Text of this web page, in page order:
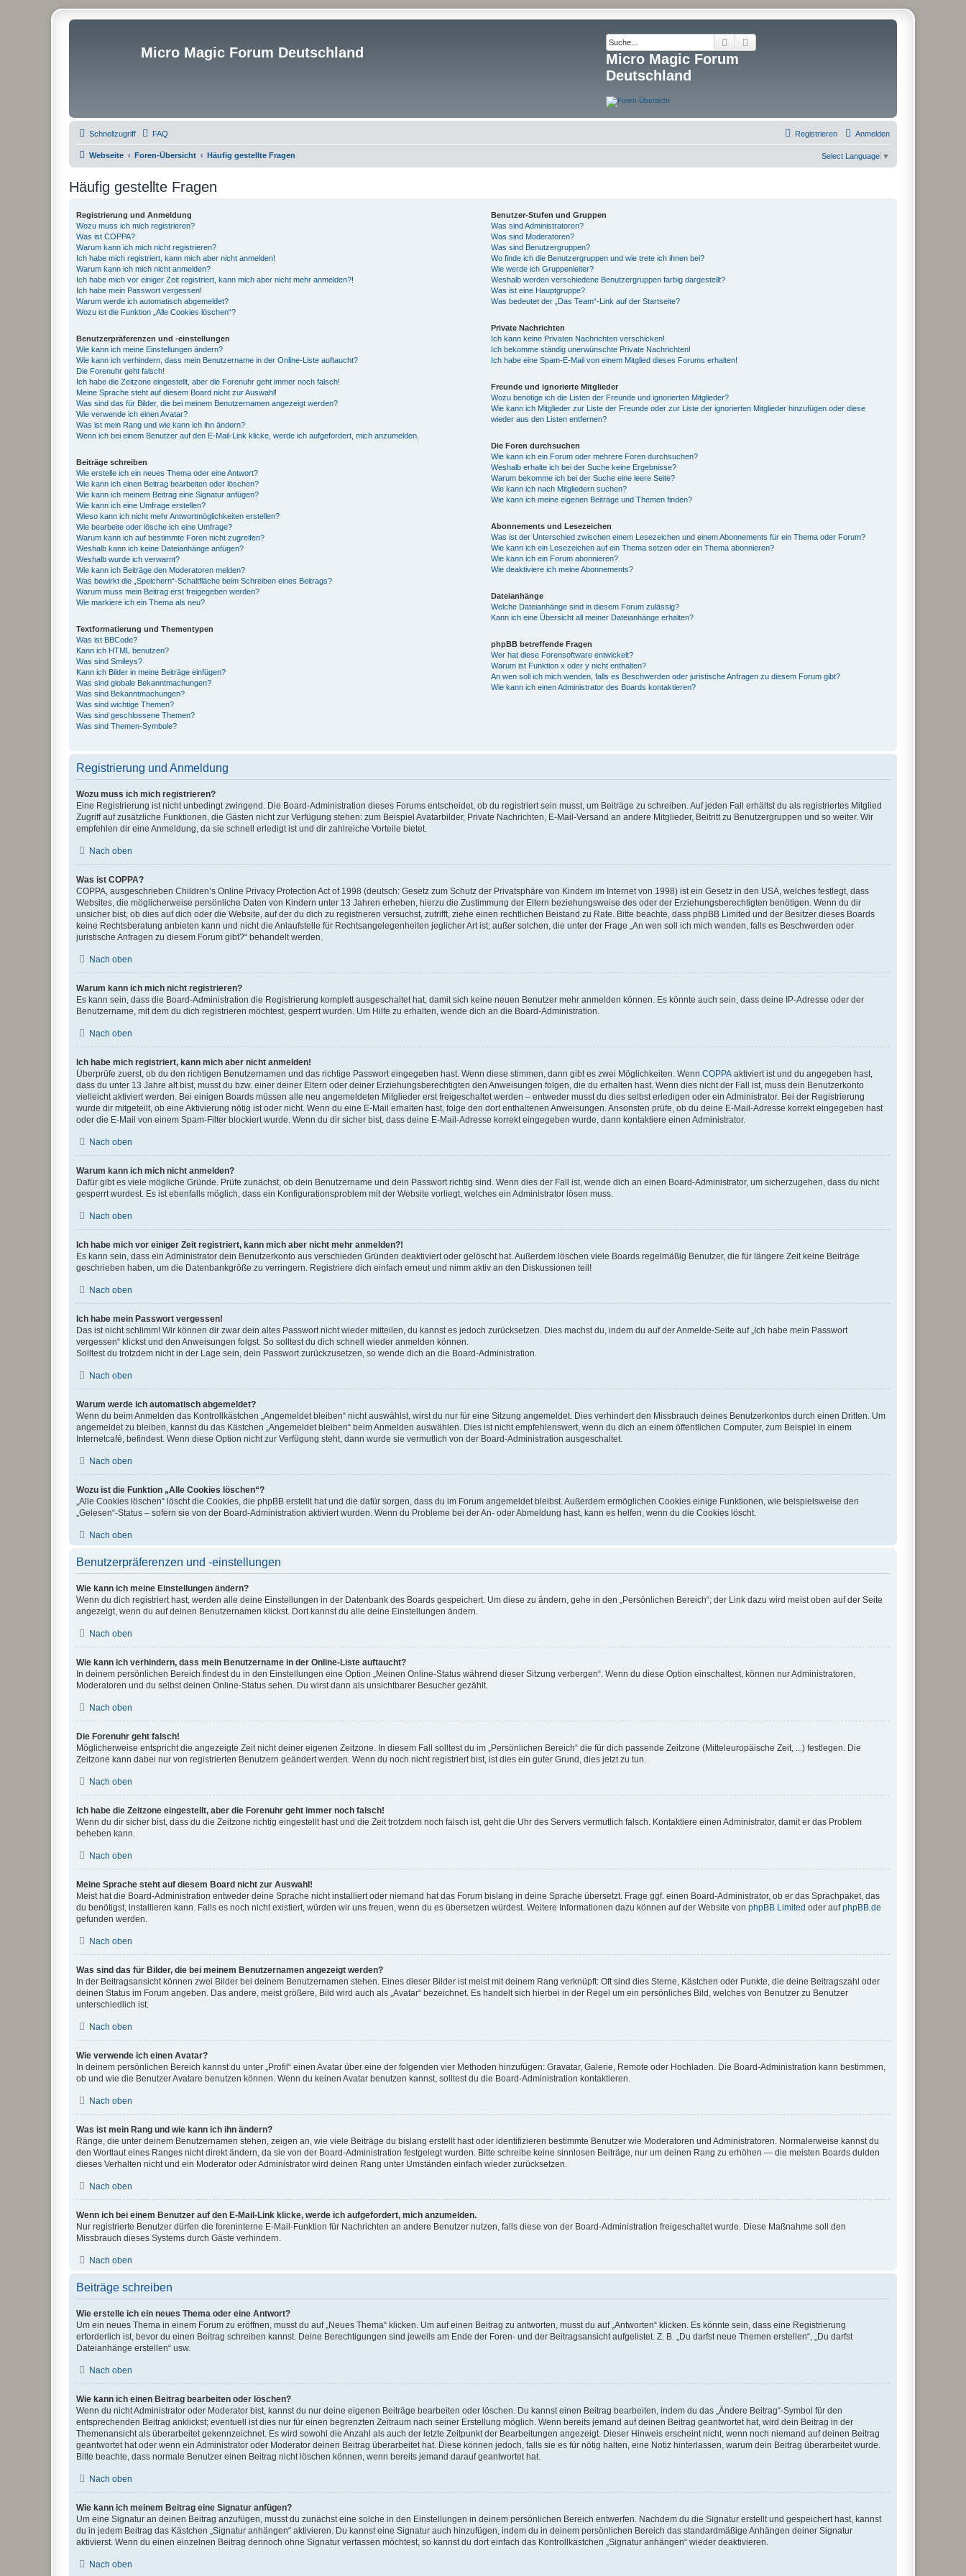
Micro Magic Forum Deutschland
Suche
Micro Magic Forum
Deutschland
Schnellzugriff FAQ Anmelden
Registrieren
Webseite Foren-Übersicht Häufig gestellte Fragen Select Language ▼
Häufig gestellte Fragen
Registrierung und Anmeldung
Wozu muss ich mich registrieren?
Was ist COPPA?
Warum kann ich mich nicht registrieren?
Ich habe mich registriert, kann mich aber nicht anmelden!
Warum kann ich mich nicht anmelden?
Ich habe mich vor einiger Zeit registriert, kann mich aber nicht mehr anmelden?!
Ich habe mein Passwort vergessen!
Warum werde ich automatisch abgemeldet?
Wozu ist die Funktion „Alle Cookies löschen“?
Benutzerpräferenzen und -einstellungen
Wie kann ich meine Einstellungen ändern?
Wie kann ich verhindern, dass mein Benutzername in der Online-Liste auftaucht?
Die Forenuhr geht falsch!
Ich habe die Zeitzone eingestellt, aber die Forenuhr geht immer noch falsch!
Meine Sprache steht auf diesem Board nicht zur Auswahl!
Was sind das für Bilder, die bei meinem Benutzernamen angezeigt werden?
Wie verwende ich einen Avatar?
Was ist mein Rang und wie kann ich ihn ändern?
Wenn ich bei einem Benutzer auf den E-Mail-Link klicke, werde ich aufgefordert, mich anzumelden.
Beiträge schreiben
Wie erstelle ich ein neues Thema oder eine Antwort?
Wie kann ich einen Beitrag bearbeiten oder löschen?
Wie kann ich meinem Beitrag eine Signatur anfügen?
Wie kann ich eine Umfrage erstellen?
Wieso kann ich nicht mehr Antwortmöglichkeiten erstellen?
Wie bearbeite oder lösche ich eine Umfrage?
Warum kann ich auf bestimmte Foren nicht zugreifen?
Weshalb kann ich keine Dateianhänge anfügen?
Weshalb wurde ich verwarnt?
Wie kann ich Beiträge den Moderatoren melden?
Was bewirkt die „Speichern“-Schaltfläche beim Schreiben eines Beitrags?
Warum muss mein Beitrag erst freigegeben werden?
Wie markiere ich ein Thema als neu?
Textformatierung und Thementypen
Was ist BBCode?
Kann ich HTML benutzen?
Was sind Smileys?
Kann ich Bilder in meine Beiträge einfügen?
Was sind globale Bekanntmachungen?
Was sind Bekanntmachungen?
Was sind wichtige Themen?
Was sind geschlossene Themen?
Was sind Themen-Symbole?
Benutzer-Stufen und Gruppen
Was sind Administratoren?
Was sind Moderatoren?
Was sind Benutzergruppen?
Wo finde ich die Benutzergruppen und wie trete ich ihnen bei?
Wie werde ich Gruppenleiter?
Weshalb werden verschiedene Benutzergruppen farbig dargestellt?
Was ist eine Hauptgruppe?
Was bedeutet der „Das Team“-Link auf der Startseite?
Private Nachrichten
Ich kann keine Privaten Nachrichten verschicken!
Ich bekomme ständig unerwünschte Private Nachrichten!
Ich habe eine Spam-E-Mail von einem Mitglied dieses Forums erhalten!
Freunde und ignorierte Mitglieder
Wozu benötige ich die Listen der Freunde und ignorierten Mitglieder?
Wie kann ich Mitglieder zur Liste der Freunde oder zur Liste der ignorierten Mitglieder hinzufügen oder diese
wieder aus den Listen entfernen?
Die Foren durchsuchen
Wie kann ich ein Forum oder mehrere Foren durchsuchen?
Weshalb erhalte ich bei der Suche keine Ergebnisse?
Warum bekomme ich bei der Suche eine leere Seite?
Wie kann ich nach Mitgliedern suchen?
Wie kann ich meine eigenen Beiträge und Themen finden?
Abonnements und Lesezeichen
Was ist der Unterschied zwischen einem Lesezeichen und einem Abonnements für ein Thema oder Forum?
Wie kann ich ein Lesezeichen auf ein Thema setzen oder ein Thema abonnieren?
Wie kann ich ein Forum abonnieren?
Wie deaktiviere ich meine Abonnements?
Dateianhänge
Welche Dateianhänge sind in diesem Forum zulässig?
Kann ich eine Übersicht all meiner Dateianhänge erhalten?
phpBB betreffende Fragen
Wer hat diese Forensoftware entwickelt?
Warum ist Funktion x oder y nicht enthalten?
An wen soll ich mich wenden, falls es Beschwerden oder juristische Anfragen zu diesem Forum gibt?
Wie kann ich einen Administrator des Boards kontaktieren?
Registrierung und Anmeldung
Wozu muss ich mich registrieren?
Eine Registrierung ist nicht unbedingt zwingend. Die Board-Administration dieses Forums entscheidet, ob du registriert sein musst, um Beiträge zu schreiben. Auf jeden Fall erhältst du als registriertes Mitglied
Zugriff auf zusätzliche Funktionen, die Gästen nicht zur Verfügung stehen: zum Beispiel Avatarbilder, Private Nachrichten, E-Mail-Versand an andere Mitglieder, Beitritt zu Benutzergruppen und so weiter. Wir
empfehlen dir eine Anmeldung, da sie schnell erledigt ist und dir zahlreiche Vorteile bietet.
Nach oben
Was ist COPPA?
COPPA, ausgeschrieben Children’s Online Privacy Protection Act of 1998 (deutsch: Gesetz zum Schutz der Privatsphäre von Kindern im Internet von 1998) ist ein Gesetz in den USA, welches festlegt, dass
Websites, die möglicherweise persönliche Daten von Kindern unter 13 Jahren erheben, hierzu die Zustimmung der Eltern beziehungsweise des oder der Erziehungsberechtigten benötigen. Wenn du dir
unsicher bist, ob dies auf dich oder die Website, auf der du dich zu registrieren versuchst, zutrifft, ziehe einen rechtlichen Beistand zu Rate. Bitte beachte, dass phpBB Limited und der Besitzer dieses Boards
keine Rechtsberatung anbieten kann und nicht die Anlaufstelle für Rechtsangelegenheiten jeglicher Art ist; außer solchen, die unter der Frage „An wen soll ich mich wenden, falls es Beschwerden oder
juristische Anfragen zu diesem Forum gibt?“ behandelt werden.
Nach oben
Warum kann ich mich nicht registrieren?
Es kann sein, dass die Board-Administration die Registrierung komplett ausgeschaltet hat, damit sich keine neuen Benutzer mehr anmelden können. Es könnte auch sein, dass deine IP-Adresse oder der
Benutzername, mit dem du dich registrieren möchtest, gesperrt wurden. Um Hilfe zu erhalten, wende dich an die Board-Administration.
Nach oben
Ich habe mich registriert, kann mich aber nicht anmelden!
Überprüfe zuerst, ob du den richtigen Benutzernamen und das richtige Passwort eingegeben hast. Wenn diese stimmen, dann gibt es zwei Möglichkeiten. Wenn COPPA aktiviert ist und du angegeben hast,
dass du unter 13 Jahre alt bist, musst du bzw. einer deiner Eltern oder deiner Erziehungsberechtigten den Anweisungen folgen, die du erhalten hast. Wenn dies nicht der Fall ist, muss dein Benutzerkonto
vielleicht aktiviert werden. Bei einigen Boards müssen alle neu angemeldeten Mitglieder erst freigeschaltet werden – entweder musst du dies selbst erledigen oder ein Administrator. Bei der Registrierung
wurde dir mitgeteilt, ob eine Aktivierung nötig ist oder nicht. Wenn du eine E-Mail erhalten hast, folge den dort enthaltenen Anweisungen. Ansonsten prüfe, ob du deine E-Mail-Adresse korrekt eingegeben hast
oder die E-Mail von einem Spam-Filter blockiert wurde. Wenn du dir sicher bist, dass deine E-Mail-Adresse korrekt eingegeben wurde, dann kontaktiere einen Administrator.
Nach oben
Warum kann ich mich nicht anmelden?
Dafür gibt es viele mögliche Gründe. Prüfe zunächst, ob dein Benutzername und dein Passwort richtig sind. Wenn dies der Fall ist, wende dich an einen Board-Administrator, um sicherzugehen, dass du nicht
gesperrt wurdest. Es ist ebenfalls möglich, dass ein Konfigurationsproblem mit der Website vorliegt, welches ein Administrator lösen muss.
Nach oben
Ich habe mich vor einiger Zeit registriert, kann mich aber nicht mehr anmelden?!
Es kann sein, dass ein Administrator dein Benutzerkonto aus verschieden Gründen deaktiviert oder gelöscht hat. Außerdem löschen viele Boards regelmäßig Benutzer, die für längere Zeit keine Beiträge
geschrieben haben, um die Datenbankgröße zu verringern. Registriere dich einfach erneut und nimm aktiv an den Diskussionen teil!
Nach oben
Ich habe mein Passwort vergessen!
Das ist nicht schlimm! Wir können dir zwar dein altes Passwort nicht wieder mitteilen, du kannst es jedoch zurücksetzen. Dies machst du, indem du auf der Anmelde-Seite auf „Ich habe mein Passwort
vergessen“ klickst und den Anweisungen folgst. So solltest du dich schnell wieder anmelden können.
Solltest du trotzdem nicht in der Lage sein, dein Passwort zurückzusetzen, so wende dich an die Board-Administration.
Nach oben
Warum werde ich automatisch abgemeldet?
Wenn du beim Anmelden das Kontrollkästchen „Angemeldet bleiben“ nicht auswählst, wirst du nur für eine Sitzung angemeldet. Dies verhindert den Missbrauch deines Benutzerkontos durch einen Dritten. Um
angemeldet zu bleiben, kannst du das Kästchen „Angemeldet bleiben“ beim Anmelden auswählen. Dies ist nicht empfehlenswert, wenn du dich an einem öffentlichen Computer, zum Beispiel in einem
Internetcafé, befindest. Wenn diese Option nicht zur Verfügung steht, dann wurde sie vermutlich von der Board-Administration ausgeschaltet.
Nach oben
Wozu ist die Funktion „Alle Cookies löschen“?
„Alle Cookies löschen“ löscht die Cookies, die phpBB erstellt hat und die dafür sorgen, dass du im Forum angemeldet bleibst. Außerdem ermöglichen Cookies einige Funktionen, wie beispielsweise den
„Gelesen“-Status – sofern sie von der Board-Administration aktiviert wurden. Wenn du Probleme bei der An- oder Abmeldung hast, kann es helfen, wenn du die Cookies löscht.
Nach oben
Benutzerpräferenzen und -einstellungen
Wie kann ich meine Einstellungen ändern?
Wenn du dich registriert hast, werden alle deine Einstellungen in der Datenbank des Boards gespeichert. Um diese zu ändern, gehe in den „Persönlichen Bereich“; der Link dazu wird meist oben auf der Seite
angezeigt, wenn du auf deinen Benutzernamen klickst. Dort kannst du alle deine Einstellungen ändern.
Nach oben
Wie kann ich verhindern, dass mein Benutzername in der Online-Liste auftaucht?
In deinem persönlichen Bereich findest du in den Einstellungen eine Option „Meinen Online-Status während dieser Sitzung verbergen“. Wenn du diese Option einschaltest, können nur Administratoren,
Moderatoren und du selbst deinen Online-Status sehen. Du wirst dann als unsichtbarer Besucher gezählt.
Nach oben
Die Forenuhr geht falsch!
Möglicherweise entspricht die angezeigte Zeit nicht deiner eigenen Zeitzone. In diesem Fall solltest du im „Persönlichen Bereich“ die für dich passende Zeitzone (Mitteleuropäische Zeit, ...) festlegen. Die
Zeitzone kann dabei nur von registrierten Benutzern geändert werden. Wenn du noch nicht registriert bist, ist dies ein guter Grund, dies jetzt zu tun.
Nach oben
Ich habe die Zeitzone eingestellt, aber die Forenuhr geht immer noch falsch!
Wenn du dir sicher bist, dass du die Zeitzone richtig eingestellt hast und die Zeit trotzdem noch falsch ist, geht die Uhr des Servers vermutlich falsch. Kontaktiere einen Administrator, damit er das Problem
beheben kann.
Nach oben
Meine Sprache steht auf diesem Board nicht zur Auswahl!
Meist hat die Board-Administration entweder deine Sprache nicht installiert oder niemand hat das Forum bislang in deine Sprache übersetzt. Frage ggf. einen Board-Administrator, ob er das Sprachpaket, das
du benötigst, installieren kann. Falls es noch nicht existiert, würden wir uns freuen, wenn du es übersetzen würdest. Weitere Informationen dazu können auf der Website von phpBB Limited oder aufphpBB.de
gefunden werden.
Nach oben
Was sind das für Bilder, die bei meinem Benutzernamen angezeigt werden?
In der Beitragsansicht können zwei Bilder bei deinem Benutzernamen stehen. Eines dieser Bilder ist meist mit deinem Rang verknüpft: Oft sind dies Sterne, Kästchen oder Punkte, die deine Beitragszahl oder
deinen Status im Forum angeben. Das andere, meist größere, Bild wird auch als „Avatar“ bezeichnet. Es handelt sich hierbei in der Regel um ein persönliches Bild, welches von Benutzer zu Benutzer
unterschiedlich ist.
Nach oben
Wie verwende ich einen Avatar?
In deinem persönlichen Bereich kannst du unter „Profil“ einen Avatar über eine der folgenden vier Methoden hinzufügen: Gravatar, Galerie, Remote oder Hochladen. Die Board-Administration kann bestimmen,
ob und wie die Benutzer Avatare benutzen können. Wenn du keinen Avatar benutzen kannst, solltest du die Board-Administration kontaktieren.
Nach oben
Was ist mein Rang und wie kann ich ihn ändern?
Ränge, die unter deinem Benutzernamen stehen, zeigen an, wie viele Beiträge du bislang erstellt hast oder identifizieren bestimmte Benutzer wie Moderatoren und Administratoren. Normalerweise kannst du
den Wortlaut eines Ranges nicht direkt ändern, da sie von der Board-Administration festgelegt wurden. Bitte schreibe keine sinnlosen Beiträge, nur um deinen Rang zu erhöhen — die meisten Boards dulden
dieses Verhalten nicht und ein Moderator oder Administrator wird deinen Rang unter Umständen einfach wieder zurücksetzen.
Nach oben
Wenn ich bei einem Benutzer auf den E-Mail-Link klicke, werde ich aufgefordert, mich anzumelden.
Nur registrierte Benutzer dürfen die foreninterne E-Mail-Funktion für Nachrichten an andere Benutzer nutzen, falls diese von der Board-Administration freigeschaltet wurde. Diese Maßnahme soll den
Missbrauch dieses Systems durch Gäste verhindern.
Nach oben
Beiträge schreiben
Wie erstelle ich ein neues Thema oder eine Antwort?
Um ein neues Thema in einem Forum zu eröffnen, musst du auf „Neues Thema“ klicken. Um auf einen Beitrag zu antworten, musst du auf „Antworten“ klicken. Es könnte sein, dass eine Registrierung
erforderlich ist, bevor du einen Beitrag schreiben kannst. Deine Berechtigungen sind jeweils am Ende der Foren- und der Beitragsansicht aufgelistet. Z. B. „Du darfst neue Themen erstellen“, „Du darfst
Dateianhänge erstellen“ usw.
Nach oben
Wie kann ich einen Beitrag bearbeiten oder löschen?
Wenn du nicht Administrator oder Moderator bist, kannst du nur deine eigenen Beiträge bearbeiten oder löschen. Du kannst einen Beitrag bearbeiten, indem du das „Ändere Beitrag“-Symbol für den
entsprechenden Beitrag anklickst; eventuell ist dies nur für einen begrenzten Zeitraum nach seiner Erstellung möglich. Wenn bereits jemand auf deinen Beitrag geantwortet hat, wird dein Beitrag in der
Themenansicht als überarbeitet gekennzeichnet. Es wird sowohl die Anzahl als auch der letzte Zeitpunkt der Bearbeitungen angezeigt. Dieser Hinweis erscheint nicht, wenn noch niemand auf deinen Beitrag
geantwortet hat oder wenn ein Administrator oder Moderator deinen Beitrag überarbeitet hat. Diese können jedoch, falls sie es für nötig halten, eine Notiz hinterlassen, warum dein Beitrag überarbeitet wurde.
Bitte beachte, dass normale Benutzer einen Beitrag nicht löschen können, wenn bereits jemand darauf geantwortet hat.
Nach oben
Wie kann ich meinem Beitrag eine Signatur anfügen?
Um eine Signatur an deinen Beitrag anzufügen, musst du zunächst eine solche in den Einstellungen in deinem persönlichen Bereich entwerfen. Nachdem du die Signatur erstellt und gespeichert hast, kannst
du in jedem Beitrag das Kästchen „Signatur anhängen“ aktivieren. Du kannst eine Signatur auch hinzufügen, indem du in deinem persönlichen Bereich das standardmäßige Anhängen deiner Signatur
aktivierst. Wenn du einen einzelnen Beitrag dennoch ohne Signatur verfassen möchtest, so kannst du dort einfach das Kontrollkästchen „Signatur anhängen“ wieder deaktivieren.
Nach oben